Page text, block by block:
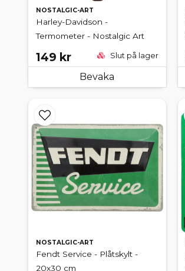
NOSTALGIC-ART
Harley-Davidson -
Termometer - Nostalgic Art
149 kr Slut på lager
Bevaka
NOSTALGIC-ART
Fendt Service - Plåtskylt -
20x30 cm